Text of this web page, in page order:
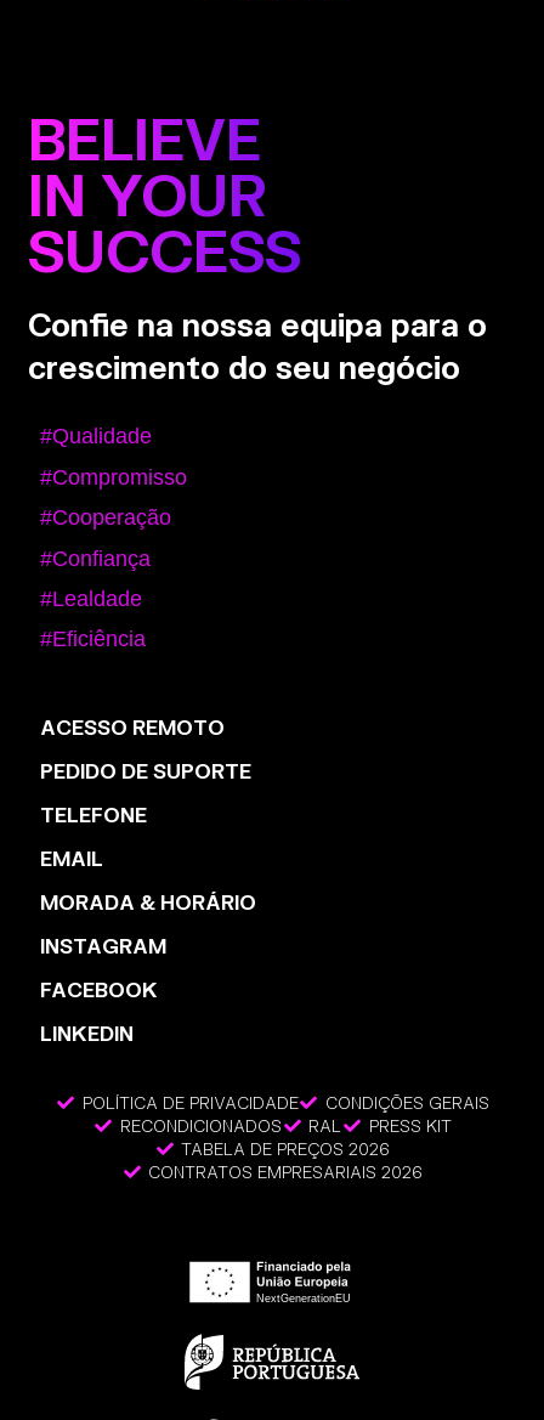
BELIEVE
IN YOUR
SUCCESS
Confie na nossa equipa para o
crescimento do seu negócio
#Qualidade
#Compromisso
#Cooperação
#Confiança
#Lealdade
#Eficiência
ACESSO REMOTO
PEDIDO DE SUPORTE
TELEFONE
EMAIL
MORADA & HORÁRIO
INSTAGRAM
FACEBOOK
LINKEDIN
POLÍTICA DE PRIVACIDADE
CONDIÇÕES GERAIS
RECONDICIONADOS
RAL
PRESS KIT
TABELA DE PREÇOS 2026
CONTRATOS EMPRESARIAIS 2026